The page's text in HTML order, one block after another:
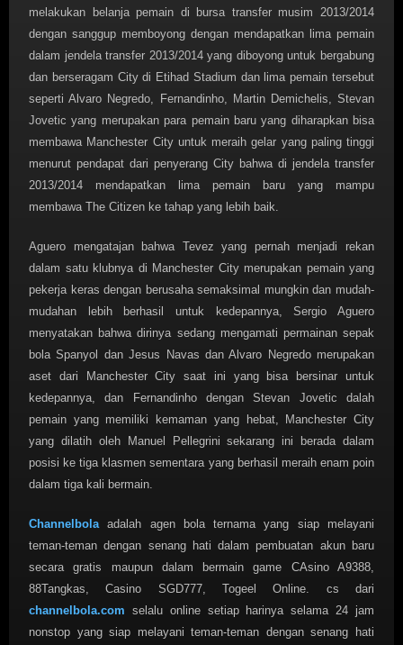
melakukan belanja pemain di bursa transfer musim 2013/2014
dengan sanggup memboyong dengan mendapatkan lima pemain
dalam jendela transfer 2013/2014 yang diboyong untuk bergabung
dan berseragam City di Etihad Stadium dan lima pemain tersebut
seperti Alvaro Negredo, Fernandinho, Martin Demichelis, Stevan
Jovetic yang merupakan para pemain baru yang diharapkan bisa
membawa Manchester City untuk meraih gelar yang paling tinggi
menurut pendapat dari penyerang City bahwa di jendela transfer
2013/2014 mendapatkan lima pemain baru yang mampu
membawa The Citizen ke tahap yang lebih baik.
Aguero mengatajan bahwa Tevez yang pernah menjadi rekan
dalam satu klubnya di Manchester City merupakan pemain yang
pekerja keras dengan berusaha semaksimal mungkin dan mudah-
mudahan lebih berhasil untuk kedepannya, Sergio Aguero
menyatakan bahwa dirinya sedang mengamati permainan sepak
bola Spanyol dan Jesus Navas dan Alvaro Negredo merupakan
aset dari Manchester City saat ini yang bisa bersinar untuk
kedepannya, dan Fernandinho dengan Stevan Jovetic dalah
pemain yang memiliki kemaman yang hebat, Manchester City
yang dilatih oleh Manuel Pellegrini sekarang ini berada dalam
posisi ke tiga klasmen sementara yang berhasil meraih enam poin
dalam tiga kali bermain.
Channelbola adalah agen bola ternama yang siap melayani
teman-teman dengan senang hati dalam pembuatan akun baru
secara gratis maupun dalam bermain game CAsino A9388,
88Tangkas, Casino SGD777, Togeel Online. cs dari
channelbola.com selalu online setiap harinya selama 24 jam
nonstop yang siap melayani teman-teman dengan senang hati